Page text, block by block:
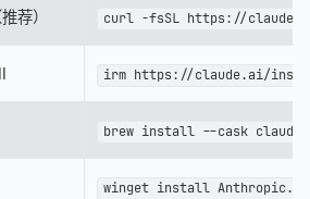
荐） curl -fsSL https://
irm https://claude.ai/
brew install --cask claude-
winget install